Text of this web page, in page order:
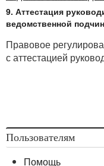
9. Аттестация
ведомственной
Правовое
с аттестацией
Пользователям
Помощь